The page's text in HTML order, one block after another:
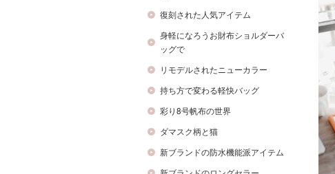
復刻された人気アイテム
身軽になろうお財布ショルダーバ
ッグで
リモデルされたニューカラー
持ち方で変わる軽快バッグ
彩り8号帆布の世界
ダマスク柄と猫
新ブランドの防水機能派アイテム